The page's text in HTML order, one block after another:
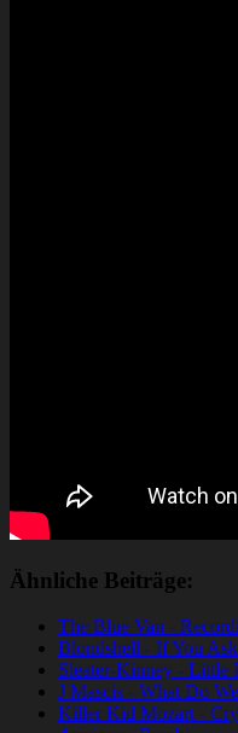
Ähnliche Beiträge:
The Blue Van -
Blondshell - If You
Sleater-Kinney - Little
J Mascis - What Do
Killer Kid Mozart -